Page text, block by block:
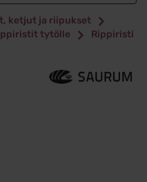
ketjut ja riipukset
tytölle
Rippiristi